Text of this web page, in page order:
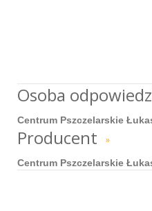
Osoba
Centrum Pszczelarskie
Producent »
Centrum Pszczelarskie